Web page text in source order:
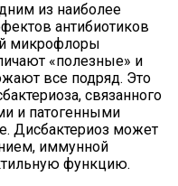
из наиболее
антибиотиков
микрофлоры
«полезные» и
все подряд. Это
связанного
и патогенными
Дисбактериоз может
иммунной
функцию.